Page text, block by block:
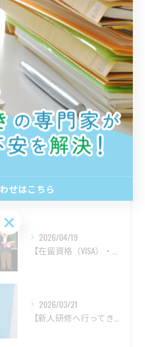
ゴリー
ービス
稿 Recent Posts
2026/04/19
2026/03/21
せはこちら
せはこちら